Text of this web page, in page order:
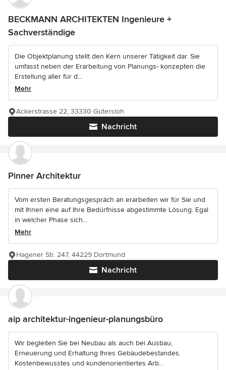
BECKMANN ARCHITEKTEN Ingenieure +
Sachverständige
Die Objektplanung stellt den Kern unserer Tätigkeit dar. Sie
umfasst neben der Erarbeitung von Planungs- konzepten die
Erstellung aller für d...
Mehr
Nachricht
Ackerstrasse 22, 33330 Gütersloh
Pinner Architektur
Vom ersten Beratungsgespräch an erarbeiten wir für Sie und
mit Ihnen eine auf Ihre Bedürfnisse abgestimmte Lösung. Egal
in welcher Phase sich...
Mehr
Nachricht
Hagener Str. 247, 44229 Dortmund
aip architektur-ingenieur-planungsbüro
Wir begleiten Sie bei Neubau als auch bei Ausbau,
Erneuerung und Erhaltung Ihres Gebäudebestandes.
Kostenbewusstes und kundenorientiertes Arb...